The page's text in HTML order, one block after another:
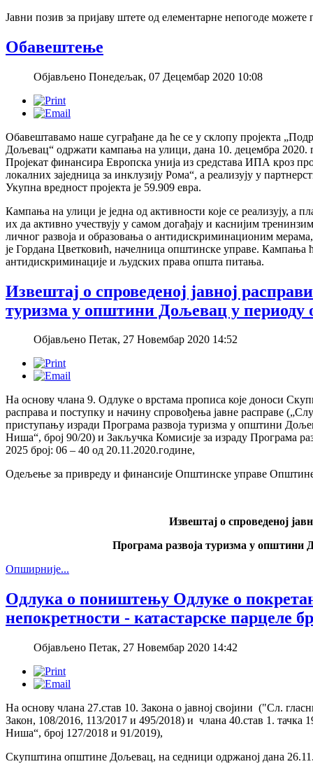
Јавни позив за пријаву штете од елементарне непогоде можете
Обавештење
Објављено Понедељак, 07 Децембар 2020 10:08
Обавештавамо наше суграђане да ће се у склопу пројекта
Дољевац“ одржати кампања на улици, дана 10. децембра 2020.
Пројекат финансира Европска унија из средстава ИПА кроз
локалних заједница за инклузију Рома“, а реализују у
Укупна вредност пројекта је 59.909 евра.
Кампања на улици је једна од активности које се реализују, а
их да активно учествују у самом догађају и каснијим
личног развоја и образовања о антидискриминационим
је Гордана Цветковић, начелница општинске управе. Кампања
антидискриминације и људских права општа питања.
Извештај о спроведеној јавној
туризма у општини Дољевац у периоду
Објављено Петак, 27 Новембар 2020 14:52
На основу члана 9. Одлуке о врстама прописа које доноси
расправа и поступку и начину спровођења јавне расправе
приступању изради Програма развоја туризма у општини
Ниша“, број 90/20) и Закључка Комисије за израду Програма
2025 број: 06 – 40 од 20.11.2020.године,
Одељење за привреду и финансије Општинске управе
Извештај о спроведеној
Програма развоја туризма у општини
Опширније...
Одлука о поништењу Одлуке о
непокретности - катастарске парцеле
Објављено Петак, 27 Новембар 2020 14:42
На основу члана 27.став 10. Закона о јавној својини ("Сл.
Закон, 108/2016, 113/2017 и 495/2018) и члана 40.став 1.
Ниша“, број 127/2018 и 91/2019),
Скупштина општине Дољевац, на седници одржаној дана